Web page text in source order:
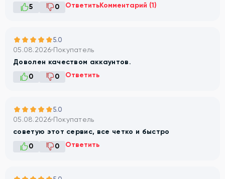
5
0 ОтветитьКомментарий (1)
5.0
05.08.2026 Покупатель
Доволен качеством аккаунтов.
0
0 Ответить
5.0
05.08.2026 Покупатель
советую этот сервис, все четко и быстро
0
0 Ответить